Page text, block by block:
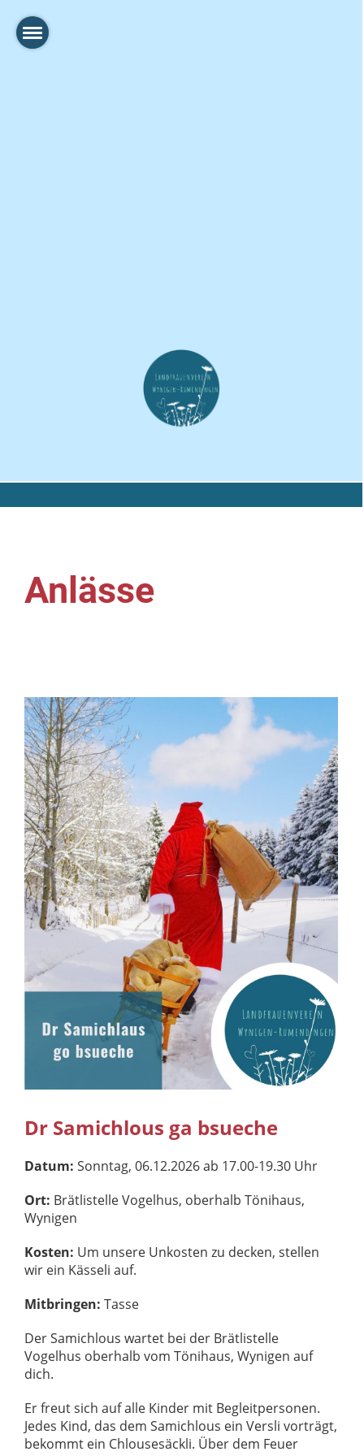
Anlässe
Dr Samichlous ga bsueche
Datum: Sonntag, 06.12.2026 ab 17.00-19.30 Uhr
Ort: Brätlistelle Vogelhus, oberhalb Tönihaus,
Wynigen
Kosten: Um unsere Unkosten zu decken, stellen
wir ein Kässeli auf.
Mitbringen: Tasse
Der Samichlous wartet bei der Brätlistelle
Vogelhus oberhalb vom Tönihaus, Wynigen auf
dich.
Er freut sich auf alle Kinder mit Begleitpersonen.
Jedes Kind, das dem Samichlous ein Versli vorträgt,
bekommt ein Chlousesäckli. Über dem Feuer